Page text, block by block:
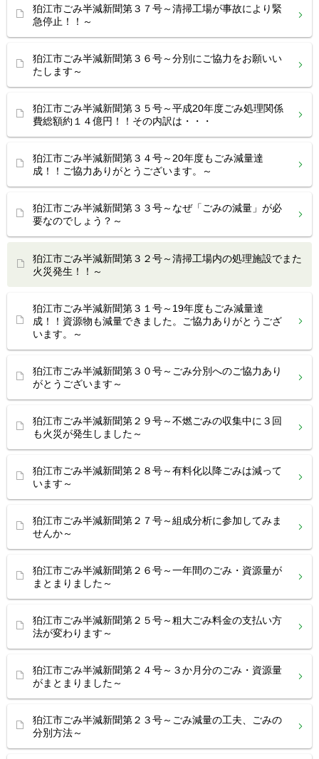
狛江市ごみ半減新聞第３７号～清掃工場が事故により緊
急停止！！～
狛江市ごみ半減新聞第３６号～分別にご協力をお願いい
たします～
狛江市ごみ半減新聞第３５号～平成20年度ごみ処理関係
費総額約１４億円！！その内訳は・・・
狛江市ごみ半減新聞第３４号～20年度もごみ減量達
成！！ご協力ありがとうございます。～
狛江市ごみ半減新聞第３３号～なぜ「ごみの減量」が必
要なのでしょう？～
狛江市ごみ半減新聞第３２号～清掃工場内の処理施設でまた
火災発生！！～
狛江市ごみ半減新聞第３１号～19年度もごみ減量達
成！！資源物も減量できました。ご協力ありがとうござ
います。～
狛江市ごみ半減新聞第３０号～ごみ分別へのご協力あり
がとうございます～
狛江市ごみ半減新聞第２９号～不燃ごみの収集中に３回
も火災が発生しました～
狛江市ごみ半減新聞第２８号～有料化以降ごみは減って
います～
狛江市ごみ半減新聞第２７号～組成分析に参加してみま
せんか～
狛江市ごみ半減新聞第２６号～一年間のごみ・資源量が
まとまりました～
狛江市ごみ半減新聞第２５号～粗大ごみ料金の支払い方
法が変わります～
狛江市ごみ半減新聞第２４号～３か月分のごみ・資源量
がまとまりました～
狛江市ごみ半減新聞第２３号～ごみ減量の工夫、ごみの
分別方法～